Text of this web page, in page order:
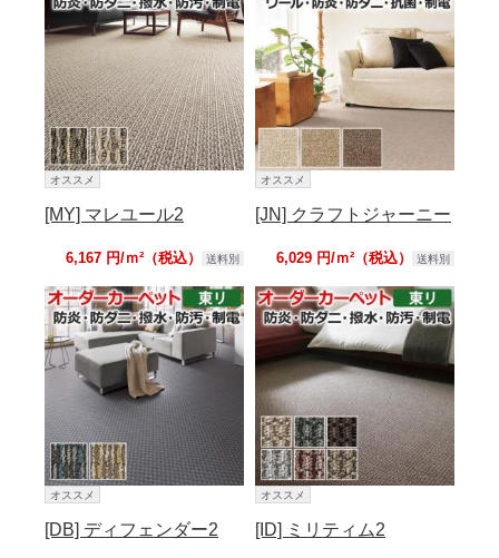
オススメ
[MY] マレユール2
6,167 円/ｍ²（税込） 送料別
オススメ
[JN] クラフトジャーニー
6,029 円/ｍ²（税込） 送料別
オススメ
[DB] ディフェンダー2
オススメ
[ID] ミリティム2